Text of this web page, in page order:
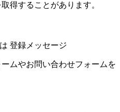
得することがあります。
登録メッセージ
ムやお問い合わせフォームを